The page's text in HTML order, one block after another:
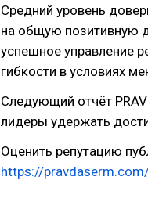
Средний уровень
на общую позитивную
успешное управление
гибкости в условиях
Следующий отчёт
лидеры удержать
Оценить репутацию
https://